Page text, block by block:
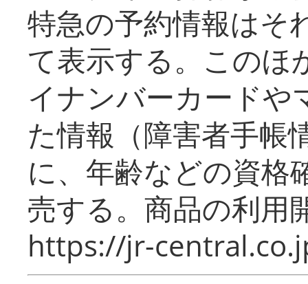
特急の予約情報はそ
て表示する。このほ
イナンバーカードや
た情報（障害者手帳
に、年齢などの資格
売する。商品の利用
https://jr-